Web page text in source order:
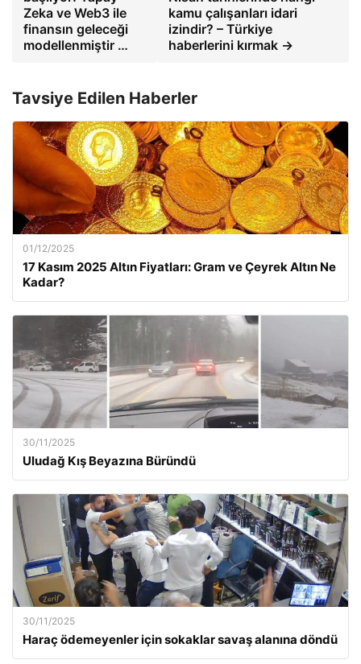
Zeka ve Web3 ile
finansın geleceği
modellenmiştir …
kamu çalışanları idari
izindir? – Türkiye
haberlerini kırmak →
Tavsiye Edilen Haberler
01/12/2025
17 Kasım 2025 Altın Fiyatları: Gram ve Çeyrek Altın Ne
Kadar?
30/11/2025
Uludağ Kış Beyazına Büründü
30/11/2025
Haraç ödemeyenler için sokaklar savaş alanına döndü